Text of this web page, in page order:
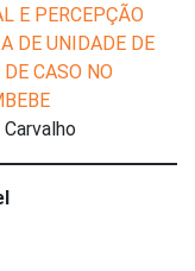
E PERCEPÇÃO
DE UNIDADE DE
CASO NO